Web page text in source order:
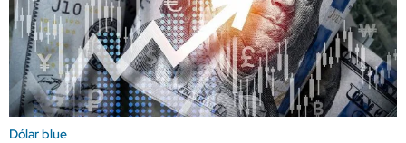
Dólar blue